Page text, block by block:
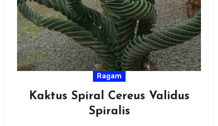
Ragam
Kaktus Spiral Cereus Validus
Spiralis